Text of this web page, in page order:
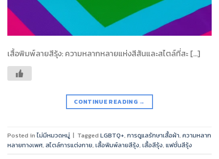
เสื้อพิมพ์ลายสีรุ้ง: ความหลากหลายแห่งสีสันและสไตล์ที่สะ […]
CONTINUE READING →
Posted in ไม่มีหมวดหมู่ | Tagged LGBTQ+, การดูแลรักษาเสื้อผ้า, ความหลาก
หลายทางเพศ, สไตล์การแต่งกาย, เสื้อพิมพ์ลายสีรุ้ง, เสื้อสีรุ้ง, แฟชั่นสีรุ้ง